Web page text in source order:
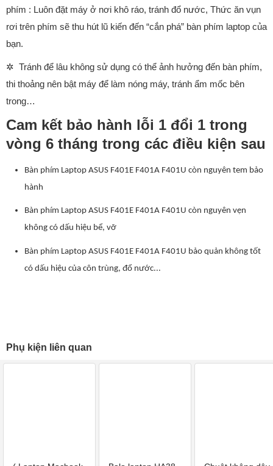
phím : Luôn đặt máy ở nơi khô ráo, tránh đổ nước, Thức ăn vụn
rơi trên phím sẽ thu hút lũ kiến đến “cắn phá” bàn phím laptop của
bạn.
✲ Tránh để lâu không sử dụng có thể ảnh hưởng đến bàn phím,
thi thoảng nên bật máy để làm nóng máy, tránh ẩm mốc bên
trong…
Cam kết bảo hành lỗi 1 đổi 1 trong
vòng 6 tháng trong các điều kiện sau
Bàn phím Laptop ASUS F401E F401A F401U còn nguyên tem bảo
hành
Bàn phím Laptop ASUS F401E F401A F401U còn nguyên vẹn
không có dấu hiệu bể, vỡ
Bàn phím Laptop ASUS F401E F401A F401U bảo quản không tốt
có dấu hiệu của côn trùng, đổ nước...
Phụ kiện liên quan